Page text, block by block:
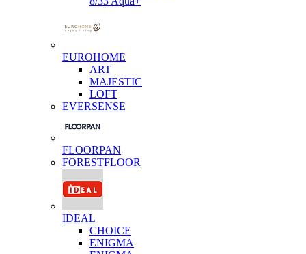
EUROHOME
ART
MAJESTIC
LOFT
EVERSENSE
FLOORPAN
FORESTFLOOR
IDEAL
CHOICE
ENIGMA